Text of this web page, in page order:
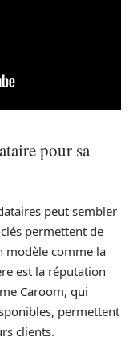
pour sa
peut sembler
permettent de
modèle comme la
est la réputation
Caroom, qui
permettent
clients.